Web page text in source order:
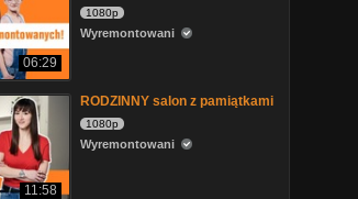
06:29
1080p
Wyremontowani
11:58
RODZINNY salon z pamiątkami
1080p
Wyremontowani